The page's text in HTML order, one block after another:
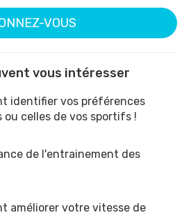
VOUS
vous intéresser
identifier vos préférences
ou celles de vos sportifs !
de l'entrainement des
améliorer votre vitesse de